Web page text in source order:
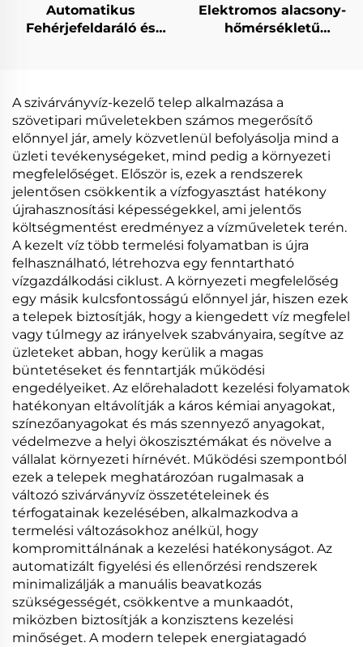
Automatikus
Fehérjefeldaráló és
Tömbhely Levegéshez
Elektromos alacsony-
hőmérsékletű
tisztításra
A szivárványvíz-kezelő telep alkalmazása a
szövetipari műveletekben számos megerősítő
előnnyel jár, amely közvetlenül befolyásolja mind a
üzleti tevékenységeket, mind pedig a környezeti
megfelelőséget. Először is, ezek a rendszerek
jelentősen csökkentik a vízfogyasztást hatékony
újrahasznosítási képességekkel, ami jelentős
költségmentést eredményez a vízműveletek terén.
A kezelt víz több termelési folyamatban is újra
felhasználható, létrehozva egy fenntartható
vízgazdálkodási ciklust. A környezeti megfelelőség
egy másik kulcsfontosságú előnnyel jár, hiszen ezek
a telepek biztosítják, hogy a kiengedett víz megfelel
vagy túlmegy az irányelvek szabványaira, segítve az
üzleteket abban, hogy kerülik a magas
büntetéseket és fenntartják működési
engedélyeiket. Az előrehaladott kezelési folyamatok
hatékonyan eltávolítják a káros kémiai anyagokat,
színezőanyagokat és más szennyező anyagokat,
védelmezve a helyi ökoszisztémákat és növelve a
vállalat környezeti hírnévét. Működési szempontból
ezek a telepek meghatározóan rugalmasak a
változó szivárványvíz összetételeinek és
térfogatainak kezelésében, alkalmazkodva a
termelési változásokhoz anélkül, hogy
kompromittálnának a kezelési hatékonyságot. Az
automatizált figyelési és ellenőrzési rendszerek
minimalizálják a manuális beavatkozás
szükségességét, csökkentve a munkaadót,
miközben biztosítják a konzisztens kezelési
minőséget. A modern telepek energiatagadó